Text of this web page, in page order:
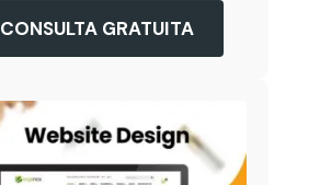
CONSULTA GRATUITA